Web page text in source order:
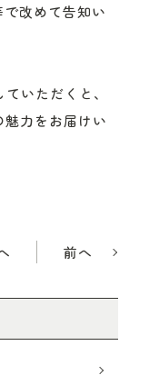
改めて告知い
いただくと、
力をお届けい
前へ